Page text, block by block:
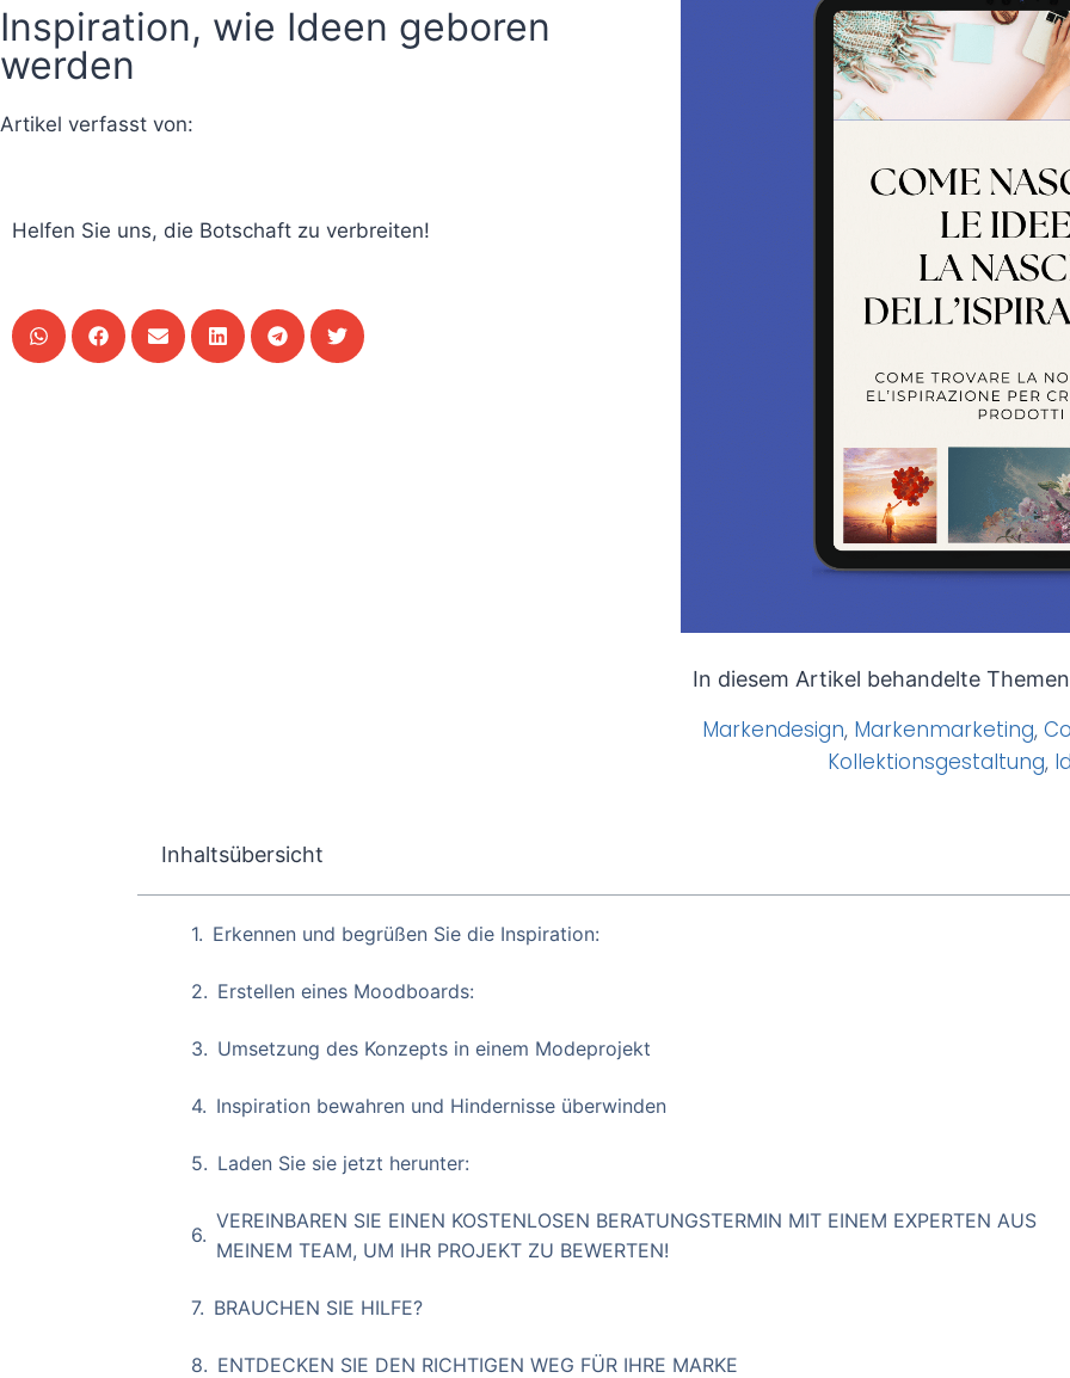
Inspiration, wie Ideen geboren
werden
Artikel verfasst von:
Helfen Sie uns, die Botschaft zu verbreiten!
In diesem Artikel behandelte Themen
Markendesign, Markenmarketing,
Kollektionsgestaltung,
Inhaltsübersicht
Erkennen und begrüßen Sie die Inspiration:
Erstellen eines Moodboards:
Umsetzung des Konzepts in einem Modeprojekt
Inspiration bewahren und Hindernisse überwinden
Laden Sie sie jetzt herunter:
VEREINBAREN SIE EINEN KOSTENLOSEN BERATUNGSTERMIN MIT EINEM EXPERTEN AUS
MEINEM TEAM, UM IHR PROJEKT ZU BEWERTEN!
BRAUCHEN SIE HILFE?
ENTDECKEN SIE DEN RICHTIGEN WEG FÜR IHRE MARKE